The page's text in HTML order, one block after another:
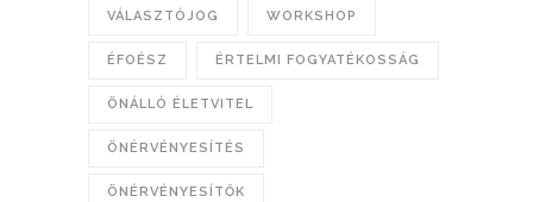
VÁLASZTÓJOG WORKSHOP
ÉFOÉSZ ÉRTELMI FOGYATÉKOSSÁG
ÖNÁLLÓ ÉLETVITEL
ÖNÉRVÉNYESÍTÉS
ÖNÉRVÉNYESÍTŐK